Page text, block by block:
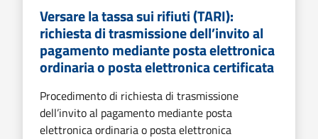
Versare la tassa sui rifiuti (TARI):
richiesta di trasmissione dell’invito al
pagamento mediante posta elettronica
ordinaria o posta elettronica certificata
Procedimento di richiesta di trasmissione
dell’invito al pagamento mediante posta
elettronica ordinaria o posta elettronica